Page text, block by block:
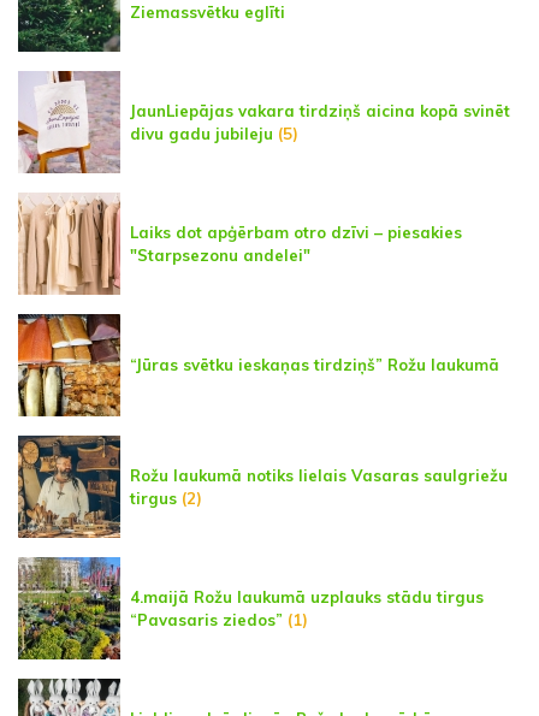
Ziemassvētku eglīti
JaunLiepājas vakara tirdziņš aicina kopā svinēt
divu gadu jubileju (5)
Laiks dot apģērbam otro dzīvi – piesakies
"Starpsezonu andelei"
“Jūras svētku ieskaņas tirdziņš” Rožu laukumā
Rožu laukumā notiks lielais Vasaras saulgriežu
tirgus (2)
4.maijā Rožu laukumā uzplauks stādu tirgus
“Pavasaris ziedos” (1)